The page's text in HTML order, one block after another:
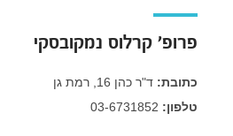
פרופ׳ קרלוס נמקובסקי
כתובת: ד"ר כהן 16, רמת גן
טלפון: 03-6731852